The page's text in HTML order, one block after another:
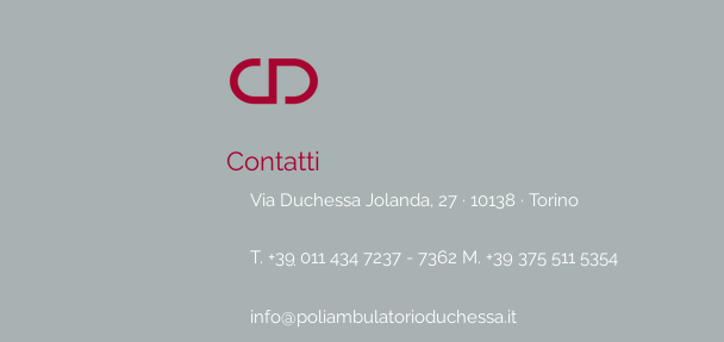
Contatti
Via Duchessa Jolanda, 27 · 10138 · Torino
T. +39 011 434 7237 - 7362 M. +39 375 511 5354
info@poliambulatorioduchessa.it